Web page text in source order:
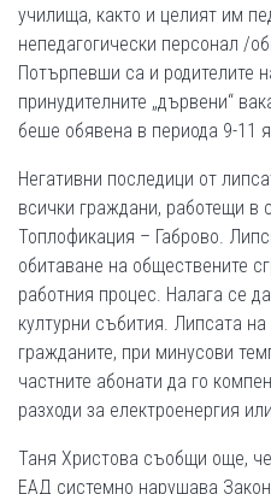
училища, както и целият им
непедагогически персонал /
Потърпевши са и родителите
принудителните „дървени“
беше обявена в периода 9-11
Негативни последици от
всички граждани, работещи в
Топлофикация – Габрово.
обитаване на обществените
работния процес. Налага се
културни събития. Липсата
гражданите, при минусови
частните абонати да го
разходи за електроенергия
Таня Христова съобщи още,
ЕАД системно нарушава